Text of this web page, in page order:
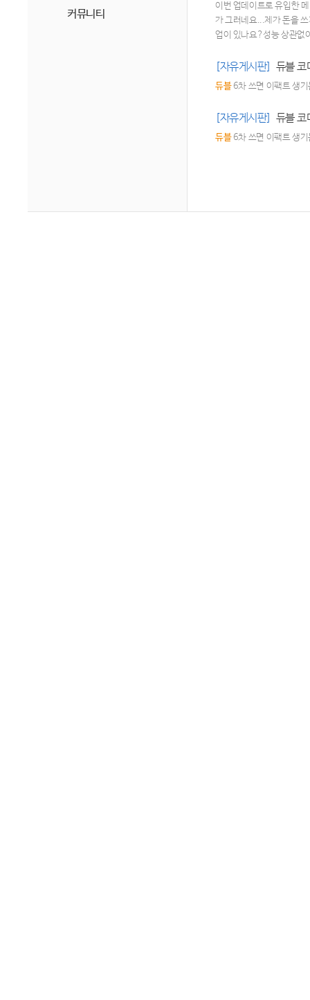
커뮤니티
이번 업데이트로 유입한
가 그러네요...제가 돈을
업이 있나요?성능 상관없
[자유게시판] 듀블 코
듀블6차 쓰면 이팩트 생기
[자유게시판] 듀블 코
듀블6차 쓰면 이팩트 생기